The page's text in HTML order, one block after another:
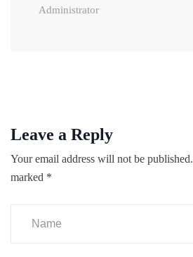
Administrator
Leave a Reply
Your email address will not be published.
marked *